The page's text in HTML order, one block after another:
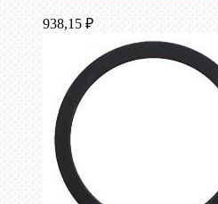
938,15 ₽